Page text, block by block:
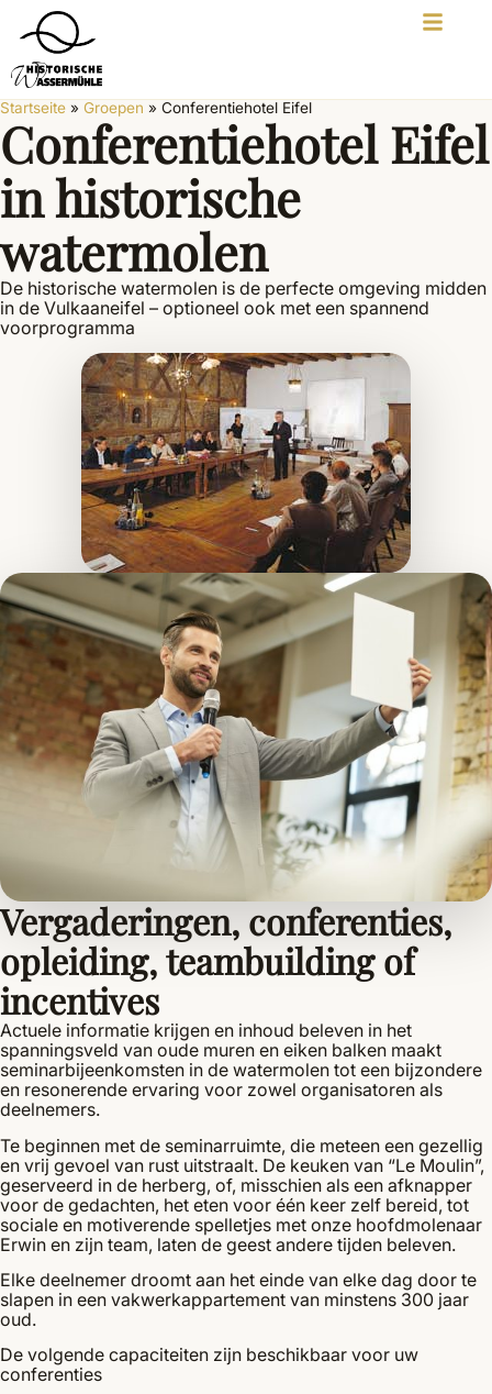
Startseite » Groepen » Conferentiehotel Eifel
Conferentiehotel Eifel
in historische
watermolen
De historische watermolen is de perfecte omgeving midden
in de Vulkaaneifel – optioneel ook met een spannend
voorprogramma
Vergaderingen, conferenties,
opleiding, teambuilding of
incentives
Actuele informatie krijgen en inhoud beleven in het
spanningsveld van oude muren en eiken balken maakt
seminarbijeenkomsten in de watermolen tot een bijzondere
en resonerende ervaring voor zowel organisatoren als
deelnemers.
Te beginnen met de seminarruimte, die meteen een gezellig
en vrij gevoel van rust uitstraalt. De keuken van “Le Moulin”,
geserveerd in de herberg, of, misschien als een afknapper
voor de gedachten, het eten voor één keer zelf bereid, tot
sociale en motiverende spelletjes met onze hoofdmolenaar
Erwin en zijn team, laten de geest andere tijden beleven.
Elke deelnemer droomt aan het einde van elke dag door te
slapen in een vakwerkappartement van minstens 300 jaar
oud.
De volgende capaciteiten zijn beschikbaar voor uw
conferenties